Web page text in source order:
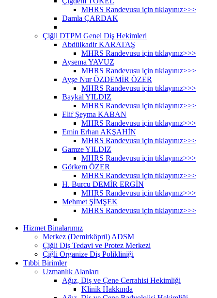
MHRS Randevusu için tıklayınız>>>
Damla ÇARDAK
Çiğli DTPM Genel Diş Hekimleri
Abdülkadir KARATAŞ
MHRS Randevusu için tıklayınız>>>
Aysema YAVUZ
MHRS Randevusu için tıklayınız>>>
Ayşe Nur ÖZDEMİR ÖZER
MHRS Randevusu için tıklayınız>>>
Baykal YILDIZ
MHRS Randevusu için tıklayınız>>>
Elif Şeyma KABAN
MHRS Randevusu için tıklayınız>>>
Emin Erhan AKŞAHİN
MHRS Randevusu için tıklayınız>>>
Gamze YILDIZ
MHRS Randevusu için tıklayınız>>>
Görkem ÖZER
MHRS Randevusu için tıklayınız>>>
H. Burcu DEMİR ERGİN
MHRS Randevusu için tıklayınız>>>
Mehmet ŞİMŞEK
MHRS Randevusu için tıklayınız>>>
Hizmet Binalarımız
Merkez (Demirköprü) ADSM
Çiğli Diş Tedavi ve Protez Merkezi
Çiğli Organize Diş Polikliniği
Tıbbi Birimler
Uzmanlık Alanları
Ağız, Diş ve Çene Cerrahisi Hekimliği
Klinik Hakkında